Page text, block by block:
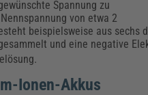
Spannung zu
von etwa 2
beispielsweise aus
und eine negative
Ionen-Akkus